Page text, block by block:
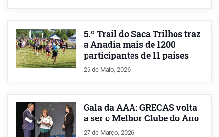
5.º Trail do Saca Trilhos traz
a Anadia mais de 1200
participantes de 11 países
26 de Maio, 2026
Gala da AAA: GRECAS volta
a ser o Melhor Clube do Ano
27 de Março, 2026